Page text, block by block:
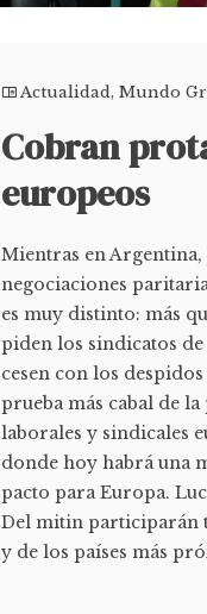
Actualidad,Mundo
Cobran
europeos
Mientras en
negociaciones
es muy distinto: más
piden los sindicatos
cesen con los
prueba más cabal de
laborales y sindicales
donde hoy habrá una
pacto para Europa.
Del mitin participarán
y de los países más